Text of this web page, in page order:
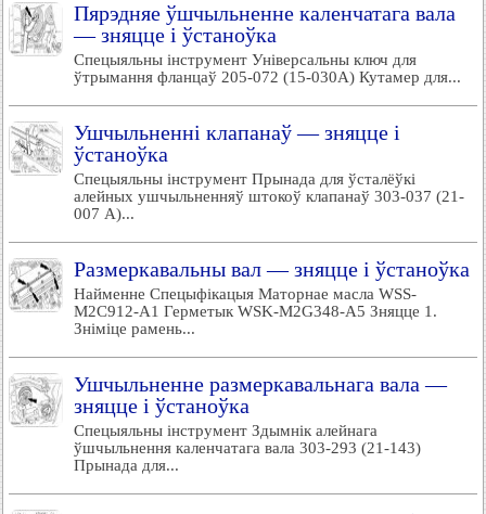
Пярэдняе ўшчыльненне каленчатага вала
— зняцце і ўстаноўка
Спецыяльны інструмент Універсальны ключ для
ўтрымання фланцаў 205-072 (15-030А) Кутамер для...
Ушчыльненні клапанаў — зняцце і
ўстаноўка
Спецыяльны інструмент Прынада для ўсталёўкі
алейных ушчыльненняў штокоў клапанаў 303-037 (21-
007 A)...
Размеркавальны вал — зняцце і ўстаноўка
Найменне Спецыфікацыя Маторнае масла WSS-
M2C912-A1 Герметык WSK-M2G348-A5 Зняцце 1.
Зніміце рамень...
Ушчыльненне размеркавальнага вала —
зняцце і ўстаноўка
Спецыяльны інструмент Здымнік алейнага
ўшчыльнення каленчатага вала 303-293 (21-143)
Прынада для...